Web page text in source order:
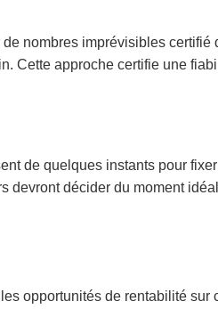
nombres imprévisibles certifié
Cette approche certifie une
de quelques instants pour
devront décider du moment
opportunités de rentabilité sur